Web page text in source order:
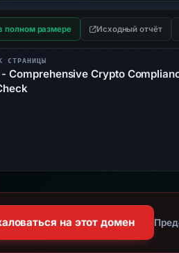
полном размере Исходный отчёт
СТРАНИЦЫ
Comprehensive Crypto
на этот домен